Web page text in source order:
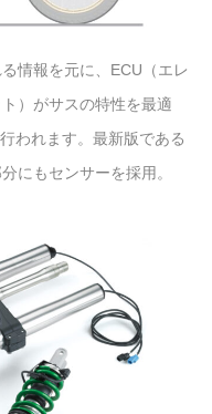
情報を元に、ECU（エレ
）がサスの特性を最適
われます。最新版である
にもセンサーを採用。